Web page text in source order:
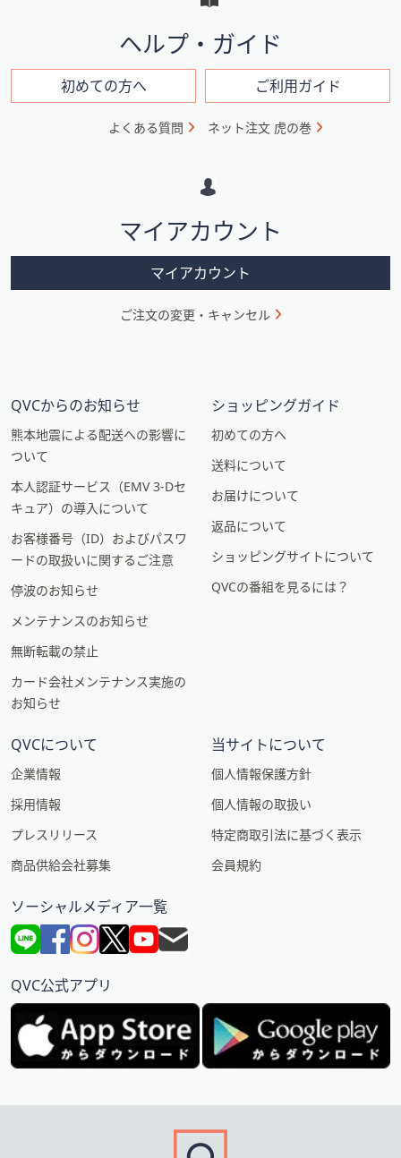
ン
ン
ヘルプ・ガイド
初めての方へ ご利用ガイド
よくある質問 ネット注文 虎の巻
マイアカウント
マイアカウント
ご注文の変更・キャンセル
QVCからのお知らせ
熊本地震による配送への影響に
ついて
本人認証サービス（EMV 3-Dセ
キュア）の導入について
お客様番号（ID）およびパスワ
ードの取扱いに関するご注意
停波のお知らせ
メンテナンスのお知らせ
無断転載の禁止
カード会社メンテナンス実施の
お知らせ
ショッピングガイド
初めての方へ
送料について
お届けについて
返品について
ショッピングサイトについて
QVCの番組を見るには？
QVCについて
企業情報
採用情報
プレスリリース
商品供給会社募集
当サイトについて
個人情報保護方針
個人情報の取扱い
特定商取引法に基づく表示
会員規約
ソーシャルメディア一覧
QVC公式アプリ